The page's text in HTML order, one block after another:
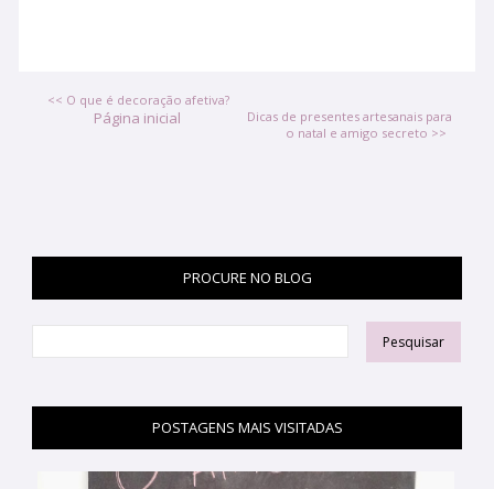
<< O que é decoração afetiva?
Dicas de presentes artesanais para
o natal e amigo secreto >>
Página inicial
PROCURE NO BLOG
POSTAGENS MAIS VISITADAS